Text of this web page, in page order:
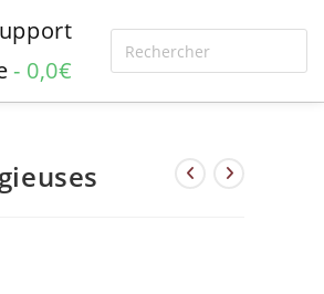
0,0€